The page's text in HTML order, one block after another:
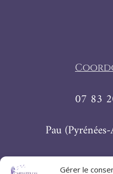
Gérer le
07 83
Pau
Suivez